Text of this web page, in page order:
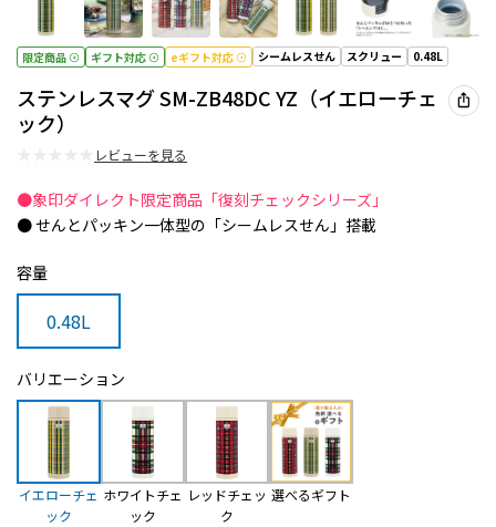
限定商品 ギフト対応 eギフト対応 シームレスせん スクリュー 0.48L
ステンレスマグ SM-ZB48DC YZ（イエローチェ
ック）
レビューを見る
●象印ダイレクト限定商品「復刻チェックシリーズ」
● せんとパッキン一体型の「シームレスせん」搭載
容量
0.48L
バリエーション
イエローチェ
ック
ホワイトチェ
ック
レッドチェッ
ク
選べるギフト